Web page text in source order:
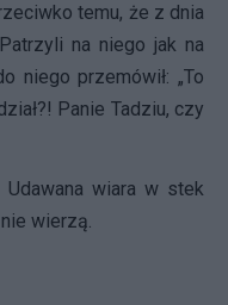
temu, że z dnia
na niego jak na
niego przemówił: „To
Panie Tadziu, czy
Udawana wiara w stek
wierzą.